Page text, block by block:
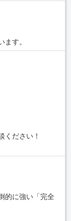
す。
ください！
的に強い「完全